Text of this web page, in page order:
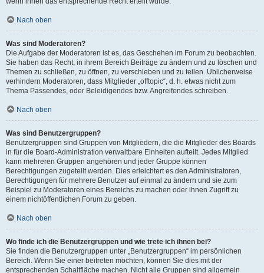
Nach oben
Was sind Moderatoren?
Die Aufgabe der Moderatoren ist es, das Geschehen im Forum zu beobachten.
Sie haben das Recht, in ihrem Bereich Beiträge zu ändern und zu löschen und
Themen zu schließen, zu öffnen, zu verschieben und zu teilen. Üblicherweise
verhindern Moderatoren, dass Mitglieder „offtopic“, d. h. etwas nicht zum
Thema Passendes, oder Beleidigendes bzw. Angreifendes schreiben.
Nach oben
Was sind Benutzergruppen?
Benutzergruppen sind Gruppen von Mitgliedern, die die Mitglieder des Boards
in für die Board-Administration verwaltbare Einheiten aufteilt. Jedes Mitglied
kann mehreren Gruppen angehören und jeder Gruppe können
Berechtigungen zugeteilt werden. Dies erleichtert es den Administratoren,
Berechtigungen für mehrere Benutzer auf einmal zu ändern und sie zum
Beispiel zu Moderatoren eines Bereichs zu machen oder ihnen Zugriff zu
einem nichtöffentlichen Forum zu geben.
Nach oben
Wo finde ich die Benutzergruppen und wie trete ich ihnen bei?
Sie finden die Benutzergruppen unter „Benutzergruppen“ im persönlichen
Bereich. Wenn Sie einer beitreten möchten, können Sie dies mit der
entsprechenden Schaltfläche machen. Nicht alle Gruppen sind allgemein